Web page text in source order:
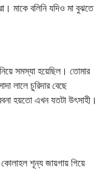
মাকে বলিনি যদিও মা বুঝতে
সমস্যা হয়েছিল। তোমার
লালে চুরিদার বেছে
হয়তো এখন যতটা উৎসাহী।
কোলাহল শূন্য জায়গায় গিয়ে